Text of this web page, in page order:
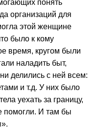
понять
организаций для
этой женщине
было к кому
время, кругом были
наладить быт,
делились с ней всем:
и т.д. У них было
уехать за границу,
помогли. И там бы